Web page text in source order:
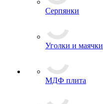
Серпянки
Уголки и маячки
МДФ плита